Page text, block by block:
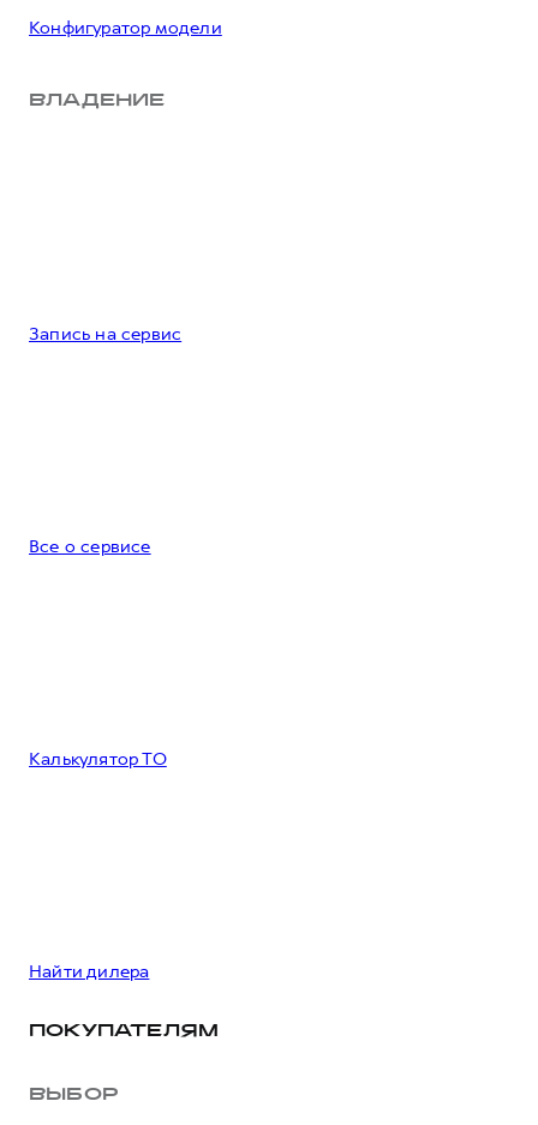
Конфигуратор модели
ВЛАДЕНИЕ
Запись на сервис
Все о сервисе
Калькулятор ТО
Найти дилера
ПОКУПАТЕЛЯМ
ВЫБОР